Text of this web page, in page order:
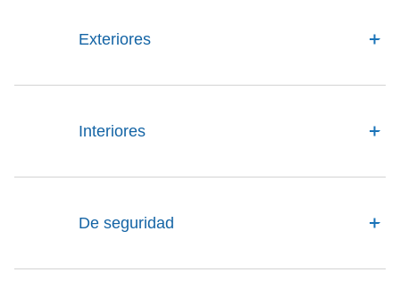
Exteriores
Interiores
De seguridad